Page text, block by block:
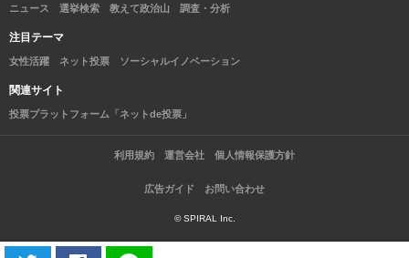
ニュース 選挙検索 教えて政治山 調査・分析
注目テーマ
女性活躍 ネット投票 ソーシャルイノベーション
関連サイト
投票プラットフォーム「ネットde投票」
利用規約 運営会社 個人情報保護方針
広告ガイド お問い合わせ
© SPIRAL Inc.